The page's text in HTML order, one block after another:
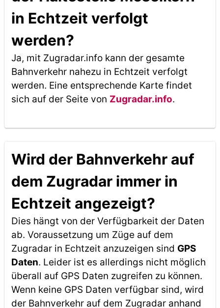
in Echtzeit verfolgt
werden?
Ja, mit Zugradar.info kann der gesamte
Bahnverkehr nahezu in Echtzeit verfolgt
werden. Eine entsprechende Karte findet
sich auf der Seite von Zugradar.info.
Wird der Bahnverkehr auf
dem Zugradar immer in
Echtzeit angezeigt?
Dies hängt von der Verfügbarkeit der Daten
ab. Voraussetzung um Züge auf dem
Zugradar in Echtzeit anzuzeigen sind GPS
Daten. Leider ist es allerdings nicht möglich
überall auf GPS Daten zugreifen zu können.
Wenn keine GPS Daten verfügbar sind, wird
der Bahnverkehr auf dem Zugradar anhand